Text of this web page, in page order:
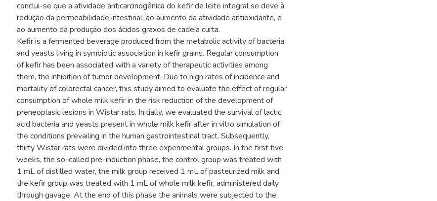
conclui-se que a atividade anticarcinogênica do kefir de leite integral se deve à
redução da permeabilidade intestinal, ao aumento da atividade antioxidante, e
ao aumento da produção dos ácidos graxos de cadeia curta.
Kefir is a fermented beverage produced from the metabolic activity of bacteria
and yeasts living in symbiotic association in kefir grains. Regular consumption
of kefir has been associated with a variety of therapeutic activities among
them, the inhibition of tumor development. Due to high rates of incidence and
mortality of colorectal cancer, this study aimed to evaluate the effect of regular
consumption of whole milk kefir in the risk reduction of the development of
preneoplasic lesions in Wistar rats. Initially, we evaluated the survival of lactic
acid bacteria and yeasts present in whole milk kefir after in vitro simulation of
the conditions prevailing in the human gastrointestinal tract. Subsequently,
thirty Wistar rats were divided into three experimental groups. In the first five
weeks, the so-called pre-induction phase, the control group was treated with
1 mL of distilled water, the milk group received 1 mL of pasteurized milk and
the kefir group was treated with 1 mL of whole milk kefir, administered daily
through gavage. At the end of this phase the animals were subjected to the